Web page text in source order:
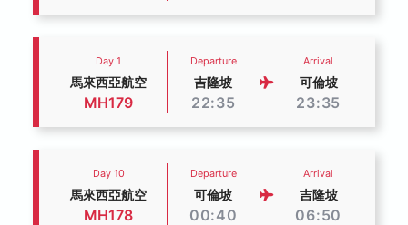
Day 1
馬來西亞航空
MH179
Departure
吉隆坡
22:35
Arrival
可倫坡
23:35
Day 10
馬來西亞航空
MH178
Departure
可倫坡
00:40
Arrival
吉隆坡
06:50